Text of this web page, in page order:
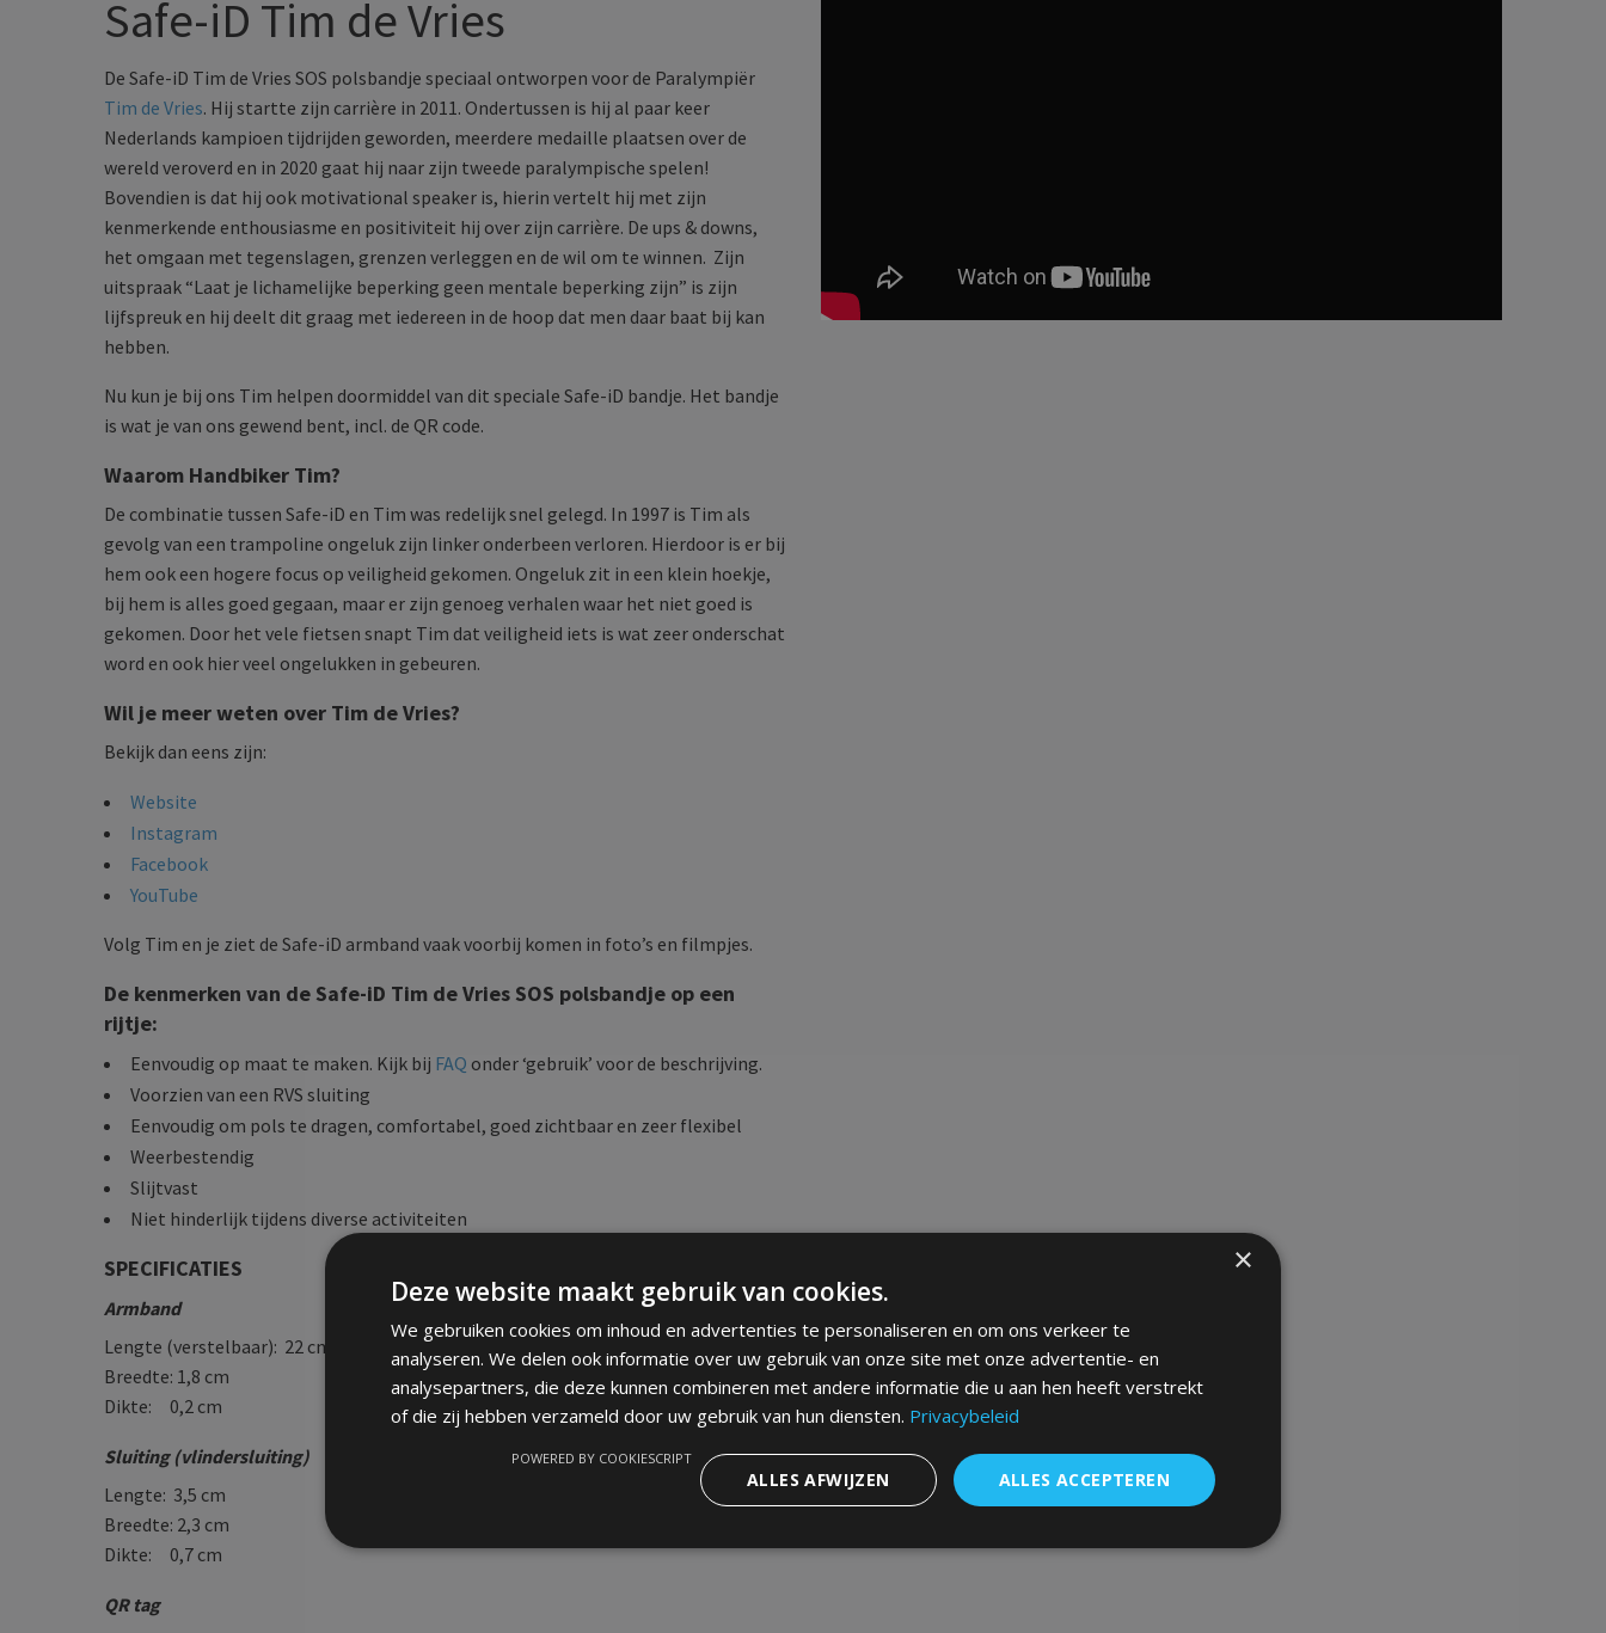
Safe-iD Tim de Vries
De Safe-iD Tim de Vries SOS polsbandje speciaal ontworpen voor de Paralympiër
Tim de Vries. Hij startte zijn carrière in 2011. Ondertussen is hij al paar keer
Nederlands kampioen tijdrijden geworden, meerdere medaille plaatsen over de
wereld veroverd en in 2020 gaat hij naar zijn tweede paralympische spelen!
Bovendien is dat hij ook motivational speaker is, hierin vertelt hij met zijn
kenmerkende enthousiasme en positiviteit hij over zijn carrière. De ups & downs,
het omgaan met tegenslagen, grenzen verleggen en de wil om te winnen. Zijn
uitspraak “Laat je lichamelijke beperking geen mentale beperking zijn” is zijn
lijfspreuk en hij deelt dit graag met iedereen in de hoop dat men daar baat bij kan
hebben.
Nu kun je bij ons Tim helpen doormiddel van dit speciale Safe-iD bandje. Het bandje
is wat je van ons gewend bent, incl. de QR code.
Waarom Handbiker Tim?
De combinatie tussen Safe-iD en Tim was redelijk snel gelegd. In 1997 is Tim als
gevolg van een trampoline ongeluk zijn linker onderbeen verloren. Hierdoor is er bij
hem ook een hogere focus op veiligheid gekomen. Ongeluk zit in een klein hoekje,
bij hem is alles goed gegaan, maar er zijn genoeg verhalen waar het niet goed is
gekomen. Door het vele fietsen snapt Tim dat veiligheid iets is wat zeer onderschat
word en ook hier veel ongelukken in gebeuren.
Wil je meer weten over Tim de Vries?
Bekijk dan eens zijn:
Website
Instagram
Facebook
YouTube
Volg Tim en je ziet de Safe-iD armband vaak voorbij komen in foto’s en filmpjes.
De kenmerken van de Safe-iD Tim de Vries SOS polsbandje op een
rijtje:
Eenvoudig op maat te maken. Kijk bij FAQ onder ‘gebruik’ voor de beschrijving.
Voorzien van een RVS sluiting
Eenvoudig om pols te dragen, comfortabel, goed zichtbaar en zeer flexibel
Weerbestendig
Slijtvast
Niet hinderlijk tijdens diverse activiteiten
SPECIFICATIES
Armband
Lengte (verstelbaar): 22 cm max. (excl. sluiting)
Breedte: 1,8 cm
Dikte: 0,2 cm
Sluiting (vlindersluiting)
Lengte: 3,5 cm
Breedte: 2,3 cm
Dikte: 0,7 cm
QR tag
×
Deze website maakt gebruik van cookies.
We gebruiken cookies om inhoud en advertenties te personaliseren en om ons verkeer te
analyseren. We delen ook informatie over uw gebruik van onze site met onze advertentie- en
analysepartners, die deze kunnen combineren met andere informatie die u aan hen heeft verstrekt
of die zij hebben verzameld door uw gebruik van hun diensten. Privacybeleid
ALLES ACCEPTEREN
ALLES AFWIJZEN
POWERED BY COOKIESCRIPT